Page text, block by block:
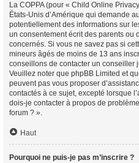
La COPPA (pour « Child Online
États-Unis d’Amérique qui demande
potentiellement des informations sur
un consentement écrit des parents ou
concernés. Si vous ne savez pas si
mineurs âgés de moins de 13 ans
conseillons de contacter un conseiller
Veuillez noter que phpBB Limited et
peuvent pas vous proposer
contactés à ce sujet, excepté lorsque
dois-je contacter à propos de
forum ? ».
Haut
Pourquoi ne puis-je pas m’inscrire ?